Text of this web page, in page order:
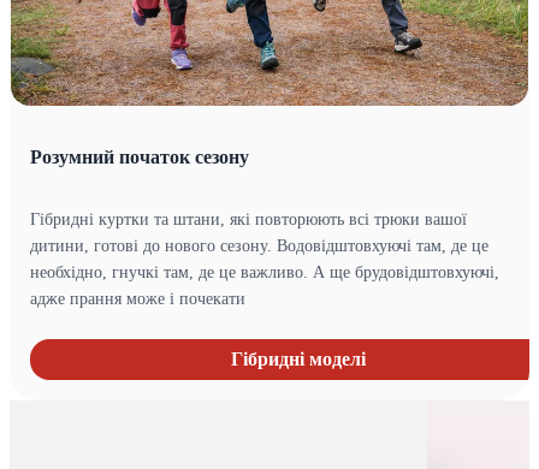
Розумний початок сезону
Гібридні куртки та штани, які повторюють всі трюки вашої
дитини, готові до нового сезону. Водовідштовхуючі там, де це
необхідно, гнучкі там, де це важливо. А ще брудовідштовхуючі,
адже прання може і почекати
Гібридні моделі